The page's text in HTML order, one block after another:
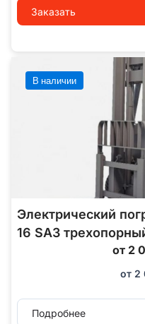
Заказать
В наличии
Электрический
16 SA3
от 2
от 2
Подробнее